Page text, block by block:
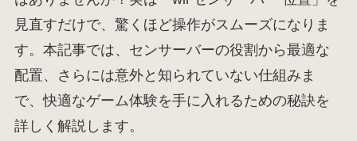
見直すだけで、驚くほど操作がスムーズになりま
す。本記事では、センサーバーの役割から最適な
配置、さらには意外と知られていない仕組みま
で、快適なゲーム体験を手に入れるための秘訣を
詳しく解説します。